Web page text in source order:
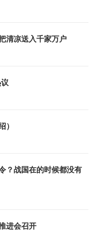
清凉送入千家万户
）
？战国在的时候都没有
进会召开